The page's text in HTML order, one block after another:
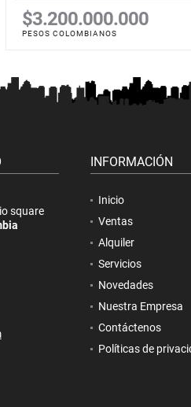
$3.200.000.000
PESOS COLOMBIANOS
square
INFORMACIÓN
Inicio
Ventas
Alquiler
Servicios
Novedades
Nuestra Empresa
Contáctenos
Políticas de